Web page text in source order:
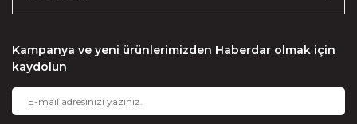
Kampanya ve yeni ürünlerimizden Haberdar olmak için
kaydolun